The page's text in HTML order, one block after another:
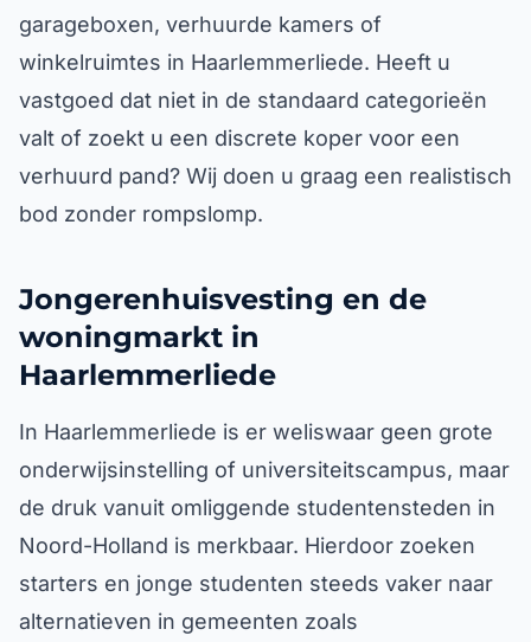
garageboxen, verhuurde kamers of
winkelruimtes in Haarlemmerliede. Heeft u
vastgoed dat niet in de standaard categorieën
valt of zoekt u een discrete koper voor een
verhuurd pand? Wij doen u graag een realistisch
bod zonder rompslomp.
Jongerenhuisvesting en de
woningmarkt in
Haarlemmerliede
In Haarlemmerliede is er weliswaar geen grote
onderwijsinstelling of universiteitscampus, maar
de druk vanuit omliggende studentensteden in
Noord-Holland is merkbaar. Hierdoor zoeken
starters en jonge studenten steeds vaker naar
alternatieven in gemeenten zoals